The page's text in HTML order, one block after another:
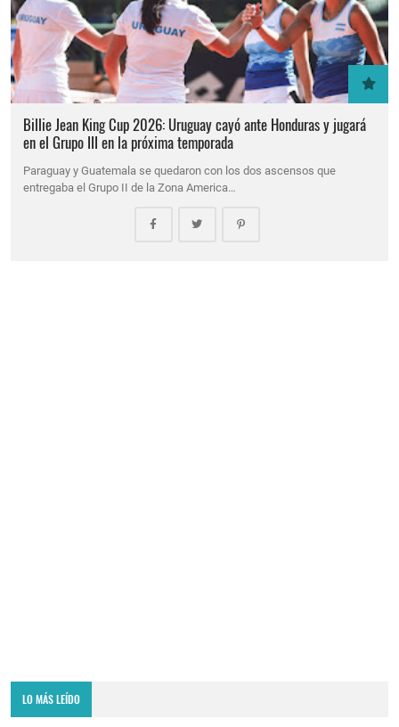
Billie Jean King Cup 2026: Uruguay cayó ante Honduras y jugará
en el Grupo III en la próxima temporada
Paraguay y Guatemala se quedaron con los dos ascensos que
entregaba el Grupo II de la Zona America…
LO MÁS LEÍDO